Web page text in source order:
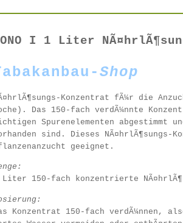
I 1 Liter
Shop
Konzentrat fÃ¼r die
Das 150-fach verdÃ¼nnte
Spurenelementen abgestimmt
sind. Dieses
geeignet.
Liter 150-fach konzentrierte
Konzentrat 150-fach verdÃ¼nnen,